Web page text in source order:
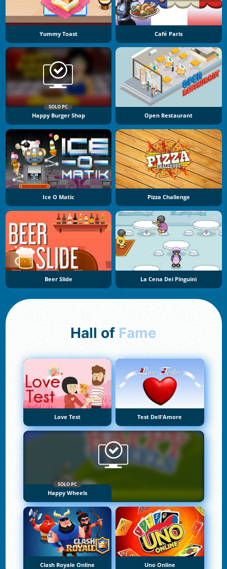
Yummy Toast Café Paris
SOLO PC
Happy Burger Shop Open Restaurant
Ice O Matic Pizza Challenge
Beer Slide La Cena Dei Pinguini
Hall of Fame
Love Test Test Dell'Amore
SOLO PC
Happy Wheels
Clash Royale Online Uno Online